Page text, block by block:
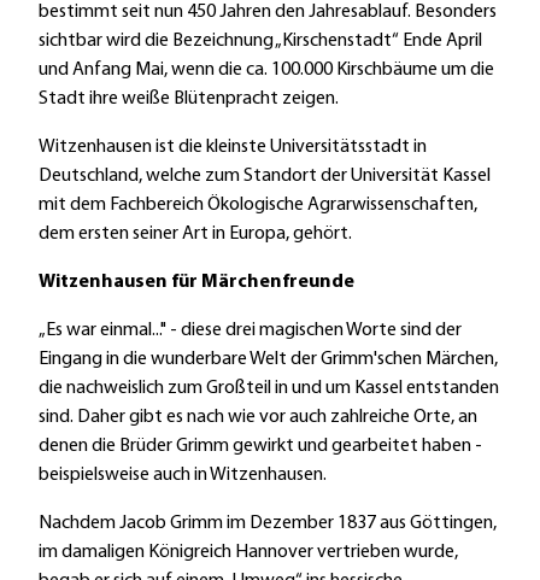
bestimmt seit nun 450 Jahren den Jahresablauf. Besonders
sichtbar wird die Bezeichnung „Kirschenstadt“ Ende April
und Anfang Mai, wenn die ca. 100.000 Kirschbäume um die
Stadt ihre weiße Blütenpracht zeigen.
Witzenhausen ist die kleinste Universitätsstadt in
Deutschland, welche zum Standort der Universität Kassel
mit dem Fachbereich Ökologische Agrarwissenschaften,
dem ersten seiner Art in Europa, gehört.
Witzenhausen für Märchenfreunde
„Es war einmal..." - diese drei magischen Worte sind der
Eingang in die wunderbare Welt der Grimm'schen Märchen,
die nachweislich zum Großteil in und um Kassel entstanden
sind. Daher gibt es nach wie vor auch zahlreiche Orte, an
denen die Brüder Grimm gewirkt und gearbeitet haben -
beispielsweise auch in Witzenhausen.
Nachdem Jacob Grimm im Dezember 1837 aus Göttingen,
im damaligen Königreich Hannover vertrieben wurde,